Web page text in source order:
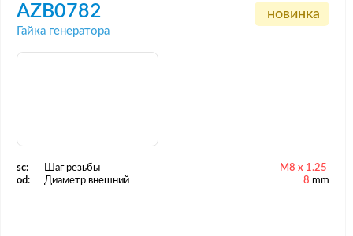
AZB0782
Гайка генератора
новинка
sc: Шаг резьбы
M8 x 1.25
od:
Диаметр внешний 8 mm